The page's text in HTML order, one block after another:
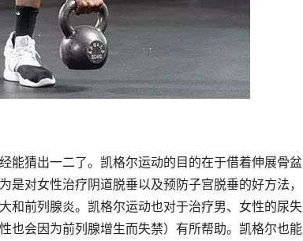
能猜出一二了。凯格尔运动的目的在于借着伸展骨盆
对女性治疗阴道脱垂以及预防子宫脱垂的好方法，
和前列腺炎。凯格尔运动也对于治疗男、女性的尿失
也会因为前列腺增生而失禁）有所帮助。凯格尔也能